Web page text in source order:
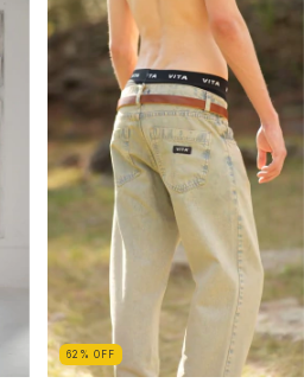
62 % OFF